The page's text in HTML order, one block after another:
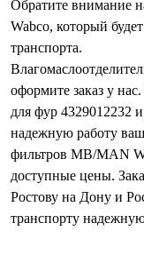
Обратите внимание
Wabco, который
транспорта.
оформите заказ у
для фур 4329012232
надежную работу
фильтров MB/MAN
доступные цены.
Ростову на Дону и
транспорту